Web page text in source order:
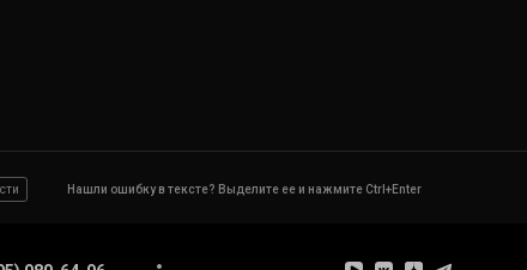
Нашли ошибку в тексте? Выделите ее и нажмите Ctrl+Enter